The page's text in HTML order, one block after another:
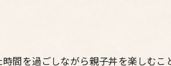
間を過ごしながら親子丼を楽しむこ